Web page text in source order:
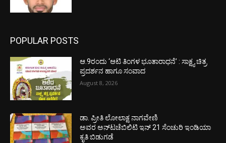
POPULAR POSTS
ಆ.9ರಂದು ‘ಆಟಿ ತಿಂಗಳ ಭೂತಾರಾಧನೆ’ : ಸಾಕ್ಷ್ಯ ಚಿತ್ರ
ಪ್ರದರ್ಶನ ಹಾಗೂ ಸಂವಾದ
August 8, 2026
ಡಾ. ಪ್ರೀತಿ ಲೋಲಾಕ್ಷ ನಾಗವೇಣಿ
ಅವರ ಅನ್‌ಟಚೆಬಿಲಿಟಿ ಇನ್ 21 ಸೆಂಚುರಿ ಇಂಡಿಯಾ
ಕೃತಿ ಬಿಡುಗಡೆ